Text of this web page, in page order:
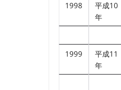
1998
平成10
年
1999
平成11
年